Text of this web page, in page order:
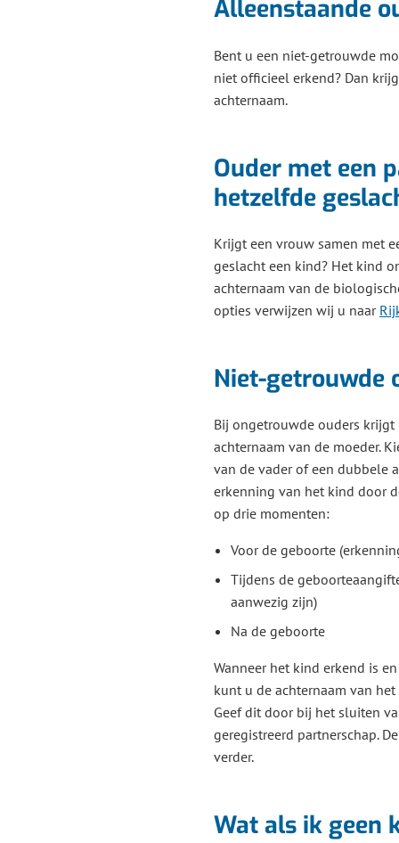
Alleenstaande
Bent u een niet-getrouwde
niet officieel erkend? Dan
achternaam.
Ouder met een
hetzelfde
Krijgt een vrouw samen met
geslacht een kind? Het kind
achternaam van de
opties verwijzen wij u naar
Niet-getrouwde
Bij ongetrouwde ouders
achternaam van de moeder.
van de vader of een dubbele
erkenning van het kind door
op drie momenten:
Voor de geboorte
Tijdens de
aanwezig zijn)
Na de geboorte
Wanneer het kind erkend is
kunt u de achternaam van
Geef dit door bij het sluiten
geregistreerd partnerschap.
verder.
Wat als ik geen